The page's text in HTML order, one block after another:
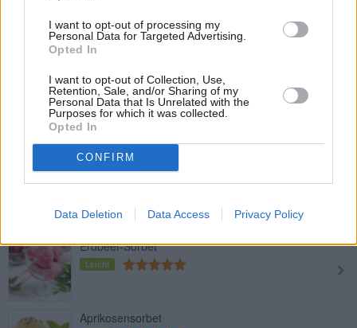
I want to opt-out of processing my
Personal Data for Targeted Advertising.
Opted In
I want to opt-out of Collection, Use,
Retention, Sale, and/or Sharing of my
Personal Data that Is Unrelated with the
Purposes for which it was collected.
Opted In
CONFIRM
Data Deletion Data Access Privacy Policy
Einfache Litchisorbet
Mittel
Limonen-Ingwer-Sorbet
Leicht
Melonensorbet mit Erdbeeren
Erdbeer-Sorbet
Leicht
Aprikosensorbet